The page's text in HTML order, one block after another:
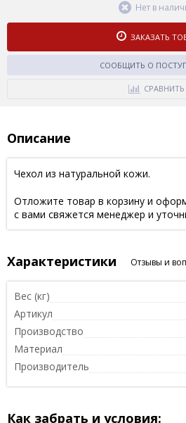
Нет в
ЗАКАЗАТЬ
СООБЩИТЬ О
СРАВНИТЬ
Описание
Чехол из натуральной кожи.
Отложите товар в корзину и
с вами свяжется менеджер и
Характеристики Отзывы и
Вес (кг)
Артикул
Производство
Материал
Производитель
Как забрать и условия: